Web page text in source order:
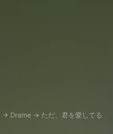
→ Drame → ただ、君を愛してる